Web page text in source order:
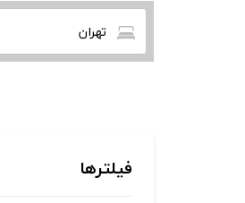
تهران
فیلترها